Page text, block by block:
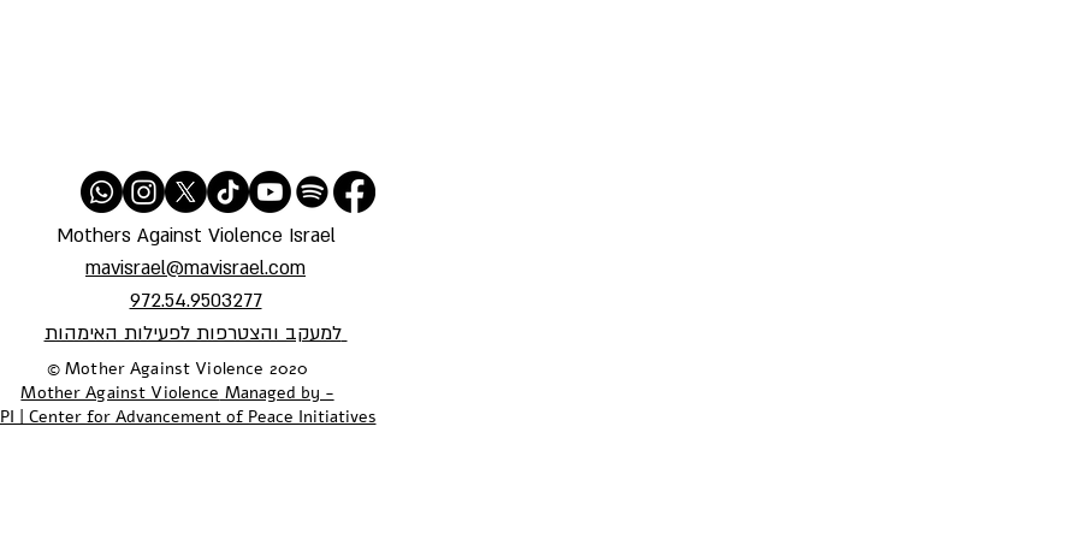
Mothers Against Violence Israel
mavisrael@mavisrael.com
972.54.9503277
למעקב והצטרפות לפעילות האימהות
​© Mother Against Violence 2020
Mother Against Violence Managed by -
| Center for Advancement of Peace Initiatives